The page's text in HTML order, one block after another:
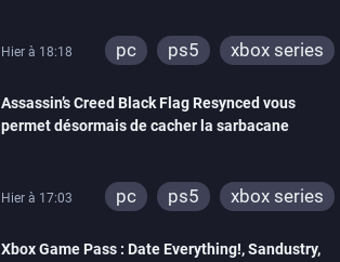
Hier à 18:18 pc ps5 xbox series
Assassin’s Creed Black Flag Resynced vous
permet désormais de cacher la sarbacane
Hier à 17:03 pc ps5 xbox series
Xbox Game Pass : Date Everything!, Sandustry,